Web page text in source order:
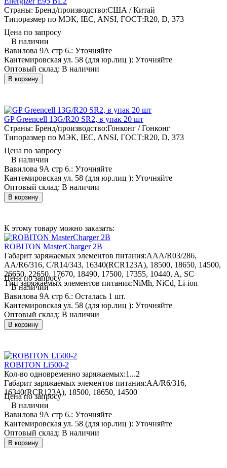
Страны: Бренд/производство:США / Китай
Типоразмер по МЭК, IEC, ANSI, ГОСТ:R20, D, 373
Цена по запросу
В наличии
Вавилова 9А стр 6.: Уточняйте
Кантемировская ул. 58 (для юр.лиц ): Уточняйте
Оптовый склад: В наличии
В корзину
GP Greencell 13G/R20 SR2, в упак 20 шт
Страны: Бренд/производство:Гонконг / Гонконг
Типоразмер по МЭК, IEC, ANSI, ГОСТ:R20, D, 373
Цена по запросу
В наличии
Вавилова 9А стр 6.: Уточняйте
Кантемировская ул. 58 (для юр.лиц ): Уточняйте
Оптовый склад: В наличии
В корзину
К этому товару можно заказать:
ROBITON MasterCharger 2B
Габарит заряжаемых элементов питания:AAA/R03/286,
AA/R6/316, C/R14/343, 16340(RCR123A), 18500, 18650, 14500,
26650, 22650, 17670, 18490, 17500, 17355, 10440, A, SC
Тип заряжаемых элементов питания:NiMh, NiCd, Li-ion
Цена по запросу
В наличии
Вавилова 9А стр 6.: Осталась 1 шт.
Кантемировская ул. 58 (для юр.лиц ): Уточняйте
Оптовый склад: В наличии
В корзину
ROBITON Li500-2
Кол-во одновременно заряжаемых:1...2
Габарит заряжаемых элементов питания:AA/R6/316,
16340(RCR123A), 18500, 18650, 14500
Цена по запросу
В наличии
Вавилова 9А стр 6.: Уточняйте
Кантемировская ул. 58 (для юр.лиц ): Уточняйте
Оптовый склад: В наличии
В корзину